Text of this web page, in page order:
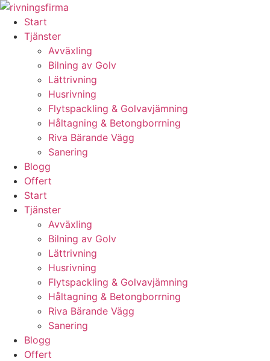
Skip
content
Start
Tjänster
Avväxling
Bilning av Golv
Lättrivning
Husrivning
Flytspackling & Golvavjämning
Håltagning & Betongborrning
Riva Bärande Vägg
Sanering
Blogg
Offert
Start
Tjänster
Avväxling
Bilning av Golv
Lättrivning
Husrivning
Flytspackling & Golvavjämning
Håltagning & Betongborrning
Riva Bärande Vägg
Sanering
Blogg
Offert